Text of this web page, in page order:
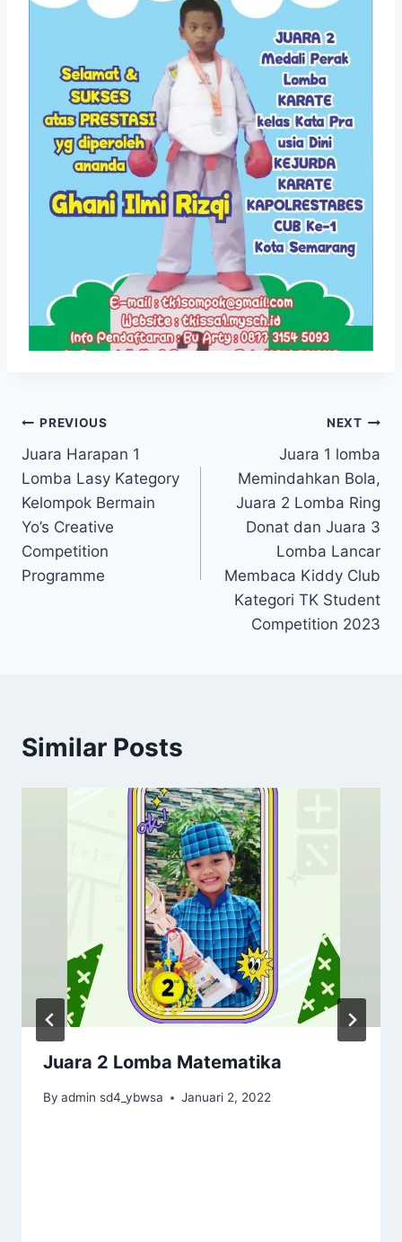
Navigasi
pos
PREVIOUS
Juara Harapan 1
Lomba Lasy Kategory
Kelompok Bermain
Yo’s Creative
Competition
Programme
NEXT
Juara 1 lomba
Memindahkan Bola,
Juara 2 Lomba Ring
Donat dan Juara 3
Lomba Lancar
Membaca Kiddy Club
Kategori TK Student
Competition 2023
Similar Posts
Juara 2 Lomba Matematika
By admin sd4_ybwsa Januari 2, 2022